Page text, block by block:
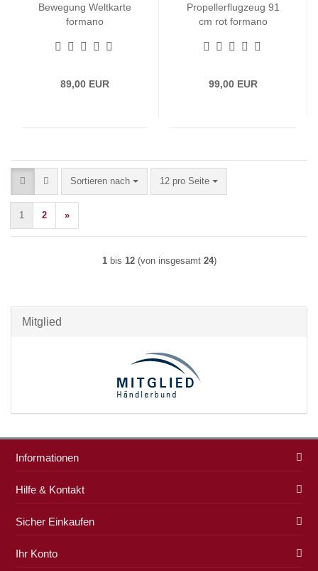
Bewegung Weltkarte
formano
89,00 EUR
Propellerflugzeug 91
cm rot formano
99,00 EUR
Sortieren nach
Sortieren nach 12 pro Seite
pro Seite
1 2 »
1bis 12(von insgesamt 24)
Mitglied
Informationen
Hilfe & Kontakt
Sicher Einkaufen
Ihr Konto